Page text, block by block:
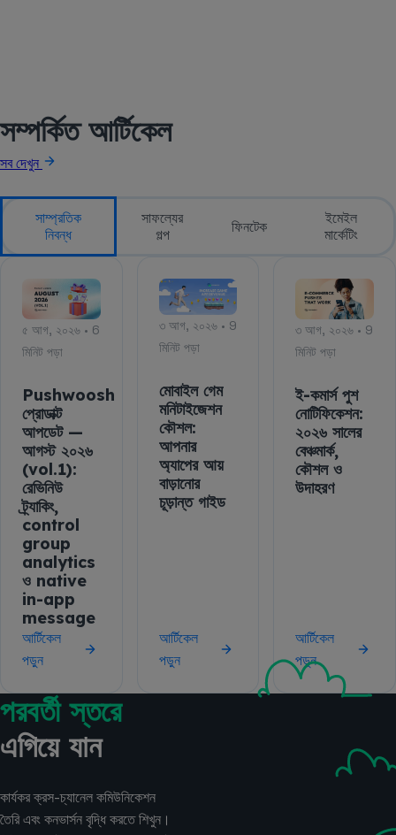
সম্পর্কিত আর্টিকেল
সব দেখুন
সাম্প্রতিক
নিবন্ধ
সাফল্যের
গল্প
ফিনটেক
ইমেইল
মার্কেটিং
৫ আগ, ২০২৬ • 6
মিনিট পড়া
Pushwoosh
প্রোডাক্ট
আপডেট —
আগস্ট ২০২৬
(vol.1):
রেভিনিউ
ট্র্যাকিং,
control
group
analytics
ও native
in-app
message
আর্টিকেল
পড়ুন
৩ আগ, ২০২৬ • 9
মিনিট পড়া
মোবাইল গেম
মনিটাইজেশন
কৌশল:
আপনার
অ্যাপের আয়
বাড়ানোর
চূড়ান্ত গাইড
আর্টিকেল
পড়ুন
৩ আগ, ২০২৬ • 9
মিনিট পড়া
ই-কমার্স পুশ
নোটিফিকেশন:
২০২৬ সালের
বেঞ্চমার্ক,
কৌশল ও
উদাহরণ
আর্টিকেল
পড়ুন
পরবর্তী স্তরে
এগিয়ে যান
কার্যকর ক্রস-চ্যানেল কমিউনিকেশন
তৈরি এবং কনভার্সন বৃদ্ধি করতে শিখুন।